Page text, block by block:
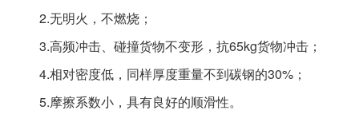
2.无明火，不燃烧；
3.高频冲击、碰撞货物不变形，抗65kg货物冲击；
4.相对密度低，同样厚度重量不到碳钢的30%；
5.摩擦系数小，具有良好的顺滑性。